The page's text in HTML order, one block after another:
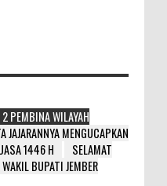
PEMBINA WILAYAH
JAJARANNYA MENGUCAPKAN
1446 H
SELAMAT
BUPATI JEMBER